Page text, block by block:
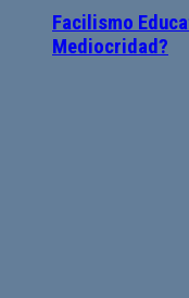
Facilismo
Mediocridad?